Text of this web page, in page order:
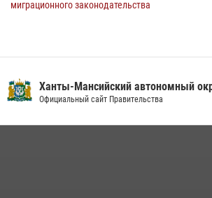
миграционного законодательства
16 июля 2026, 04:54 4
Ханты-Мансийский автономный
Официальный сайт Правительства